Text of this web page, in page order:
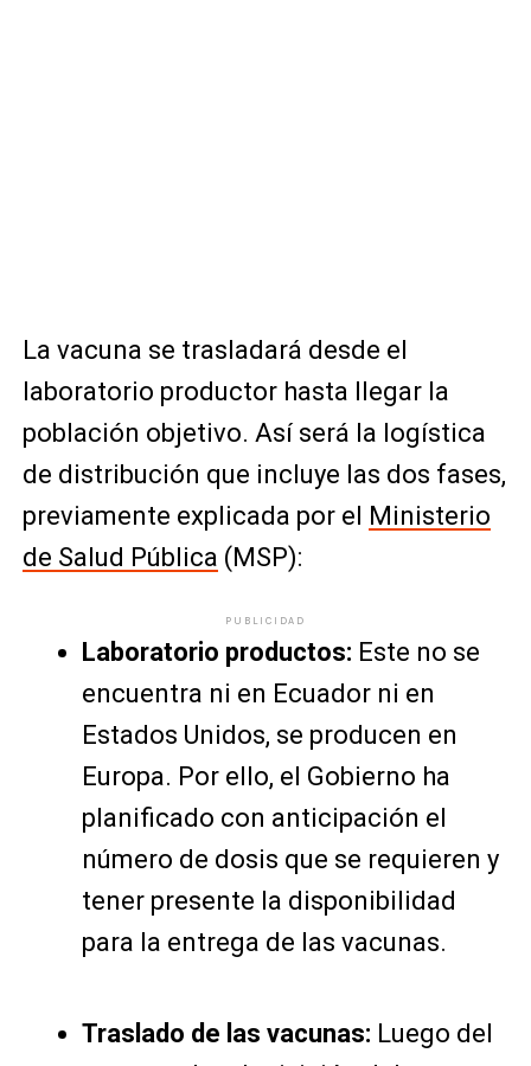
La vacuna se trasladará desde el
laboratorio productor hasta llegar la
población objetivo. Así será la logística
de distribución que incluye las dos fases,
previamente explicada por el Ministerio
de Salud Pública (MSP):
PUBLICIDAD
Laboratorio productos: Este no se
encuentra ni en Ecuador ni en
Estados Unidos, se producen en
Europa. Por ello, el Gobierno ha
planificado con anticipación el
número de dosis que se requieren y
tener presente la disponibilidad
para la entrega de las vacunas.
Traslado de las vacunas: Luego del